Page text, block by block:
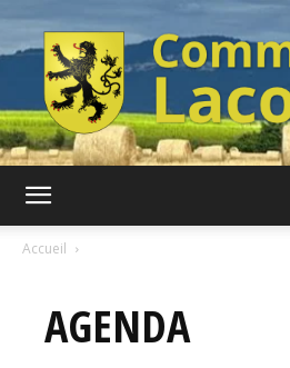
Accueil
AGENDA